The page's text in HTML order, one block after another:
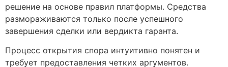
решение на основе правил платформы. Средства
размораживаются только после успешного
завершения сделки или вердикта гаранта.
Процесс открытия спора интуитивно понятен и
требует предоставления четких аргументов.